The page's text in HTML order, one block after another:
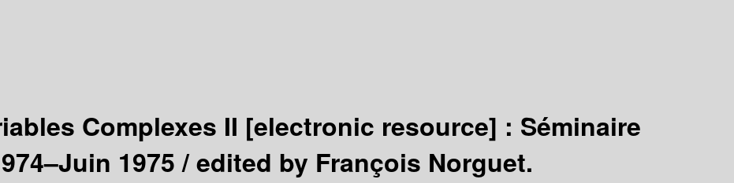
Complexes II [electronic resource] : Séminaire
1975 /edited by François Norguet.